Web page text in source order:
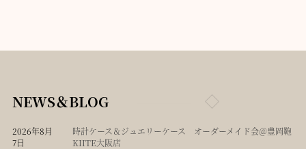
NEWS＆BLOG
2026年8月
7日
時計ケース＆ジュエリーケース オーダーメイド会＠豊岡鞄
KIITE大阪店